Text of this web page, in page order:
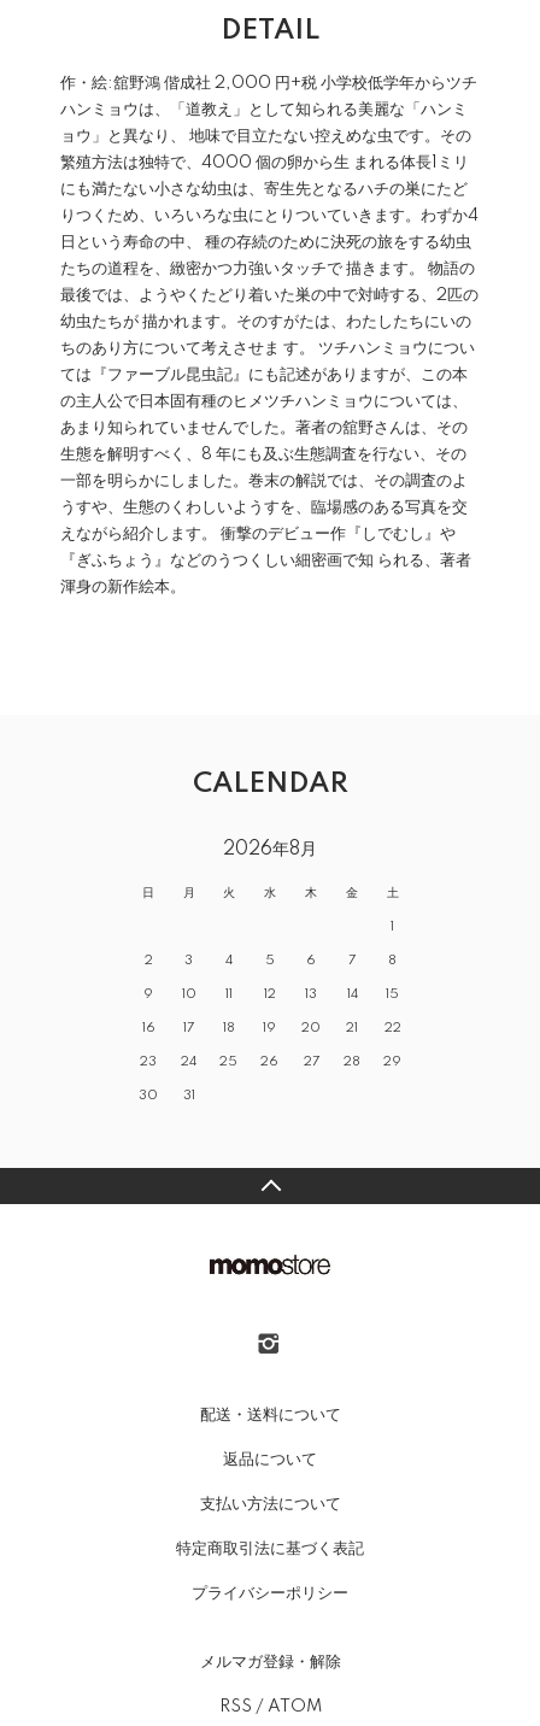
DETAIL
作・絵:舘野鴻 偕成社 2,000 円+税 小学校低学年からツチ
ハンミョウは、「道教え」として知られる美麗な「ハンミ
ョウ」と異なり、 地味で目立たない控えめな虫です。その
繁殖方法は独特で、4000 個の卵から生 まれる体長1ミリ
にも満たない小さな幼虫は、寄生先となるハチの巣にたど
りつくため、いろいろな虫にとりついていきます。わずか4
日という寿命の中、 種の存続のために決死の旅をする幼虫
たちの道程を、緻密かつ力強いタッチで 描きます。 物語の
最後では、ようやくたどり着いた巣の中で対峙する、2匹の
幼虫たちが 描かれます。そのすがたは、わたしたちにいの
ちのあり方について考えさせま す。 ツチハンミョウについ
ては『ファーブル昆虫記』にも記述がありますが、この本
の主人公で日本固有種のヒメツチハンミョウについては、
あまり知られていませんでした。著者の舘野さんは、その
生態を解明すべく、8 年にも及ぶ生態調査を行ない、その
一部を明らかにしました。巻末の解説では、その調査のよ
うすや、生態のくわしいようすを、臨場感のある写真を交
えながら紹介します。 衝撃のデビュー作『しでむし』や
『ぎふちょう』などのうつくしい細密画で知 られる、著者
渾身の新作絵本。
CALENDAR
2026年8月
日 月 火 水 木 金 土
1
2 3 4 5 6 7 8
9 10 11 12 13 14 15
16 17 18 19 20 21 22
23 24 25 26 27 28 29
30 31
配送・送料について
返品について
支払い方法について
特定商取引法に基づく表記
プライバシーポリシー
メルマガ登録・解除
RSS / ATOM